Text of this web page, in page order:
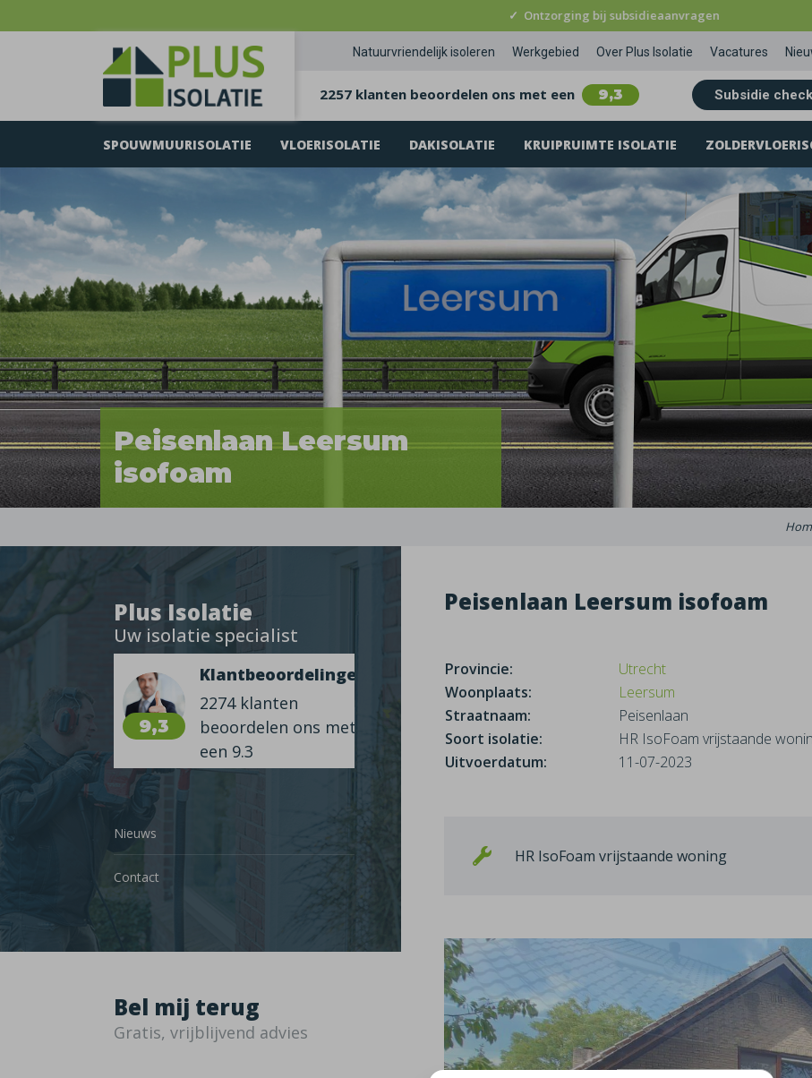
✓ Ontzorging bij subsidieaanvragen
Natuurvriendelijk isoleren Werkgebied Over Plus Isolatie Vacatures
2257 klanten beoordelen ons met een 9,3 Subsidie check
SPOUWMUURISOLATIE VLOERISOLATIE DAKISOLATIE KRUIPRUIMTE ISOLATIE
Peisenlaan Leersum
isofoam
Plus Isolatie
Uw isolatie specialist
9,3
Klantbeoordelingen
2274 klanten
beoordelen ons met
een 9.3
Nieuws
Contact
Bel mij terug
Gratis, vrijblijvend advies
Peisenlaan Leersum isofoam
Provincie:
Utrecht
Woonplaats:
Leersum
Straatnaam:
Peisenlaan
Soort isolatie:
HR IsoFoam vrijstaande
Uitvoerdatum:
11-07-2023
HR IsoFoam vrijstaande woning